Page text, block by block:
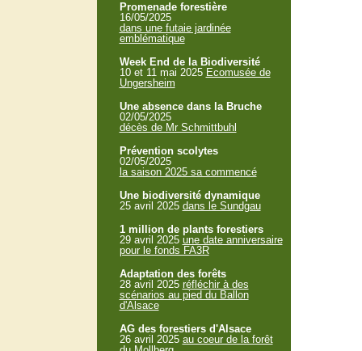
Promenade forestière
16/05/2025
dans une futaie jardinée
emblématique
Week End de la Biodiversité
10 et 11 mai 2025 Ecomusée de
Ungersheim
Une absence dans la Bruche
02/05/2025
décès de Mr Schmittbuhl
Prévention scolytes
02/05/2025
la saison 2025 sa commencé
Une biodiversité dynamique
25 avril 2025 dans le Sundgau
1 million de plants forestiers
29 avril 2025 une date anniversaire
pour le fonds FA3R
Adaptation des forêts
28 avril 2025 réfléchir à des
scénarios au pied du Ballon
d'Alsace
AG des forestiers d'Alsace
26 avril 2025 au coeur de la forêt